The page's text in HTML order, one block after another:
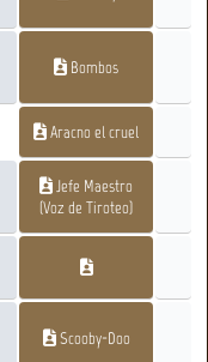
Bombos
Aracno el cruel
Jefe Maestro
(Voz de Tiroteo)
Scooby-Doo